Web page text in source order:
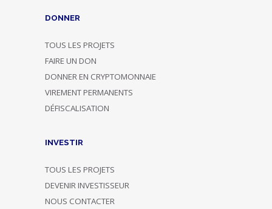
DONNER
TOUS LES PROJETS
FAIRE UN DON
DONNER EN CRYPTOMONNAIE
VIREMENT PERMANENTS
DÉFISCALISATION
INVESTIR
TOUS LES PROJETS
DEVENIR INVESTISSEUR
NOUS CONTACTER